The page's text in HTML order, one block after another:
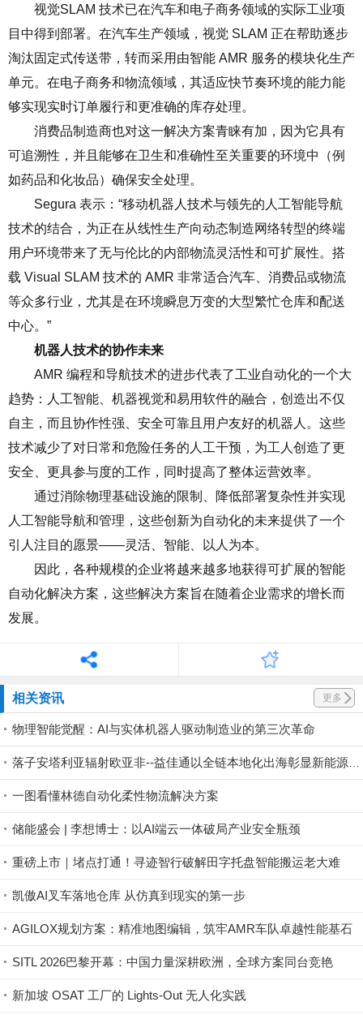
视觉SLAM 技术已在汽车和电子商务领域的实际工业项
目中得到部署。在汽车生产领域，视觉 SLAM 正在帮助逐步
淘汰固定式传送带，转而采用由智能 AMR 服务的模块化生产
单元。在电子商务和物流领域，其适应快节奏环境的能力能
够实现实时订单履行和更准确的库存处理。
消费品制造商也对这一解决方案青睐有加，因为它具有
可追溯性，并且能够在卫生和准确性至关重要的环境中（例
如药品和化妆品）确保安全处理。
Segura 表示： “移动机器人技术与领先的人工智能导航
技术的结合，为正在从线性生产向动态制造网络转型的终端
用户环境带来了无与伦比的内部物流灵活性和可扩展性。搭
载 Visual SLAM 技术的 AMR 非常适合汽车、消费品或物流
等众多行业，尤其是在环境瞬息万变的大型繁忙仓库和配送
中心。 ”
机器人技术的协作未来
AMR 编程和导航技术的进步代表了工业自动化的一个大
趋势：人工智能、机器视觉和易用软件的融合，创造出不仅
自主，而且协作性强、安全可靠且用户友好的机器人。这些
技术减少了对日常和危险任务的人工干预，为工人创造了更
安全、更具参与度的工作，同时提高了整体运营效率。
通过消除物理基础设施的限制、降低部署复杂性并实现
人工智能导航和管理，这些创新为自动化的未来提供了一个
引人注目的愿景——灵活、智能、以人为本。
因此，各种规模的企业将越来越多地获得可扩展的智能
自动化解决方案，这些解决方案旨在随着企业需求的增长而
发展。
相关资讯 更多
物理智能觉醒：AI与实体机器人驱动制造业的第三次革命
一图看懂林德自动化柔性物流解决方案
储能盛会 | 李想博士：以AI端云一体破局产业安全瓶颈
重磅上市｜堵点打通！寻迹智行破解田字托盘智能搬运老大难
凯傲AI叉车落地仓库 从仿真到现实的第一步
AGILOX规划方案：精准地图编辑，筑牢AMR车队卓越性能基石
SITL 2026巴黎开幕：中国力量深耕欧洲，全球方案同台竞艳
新加坡 OSAT 工厂的 Lights-Out 无人化实践